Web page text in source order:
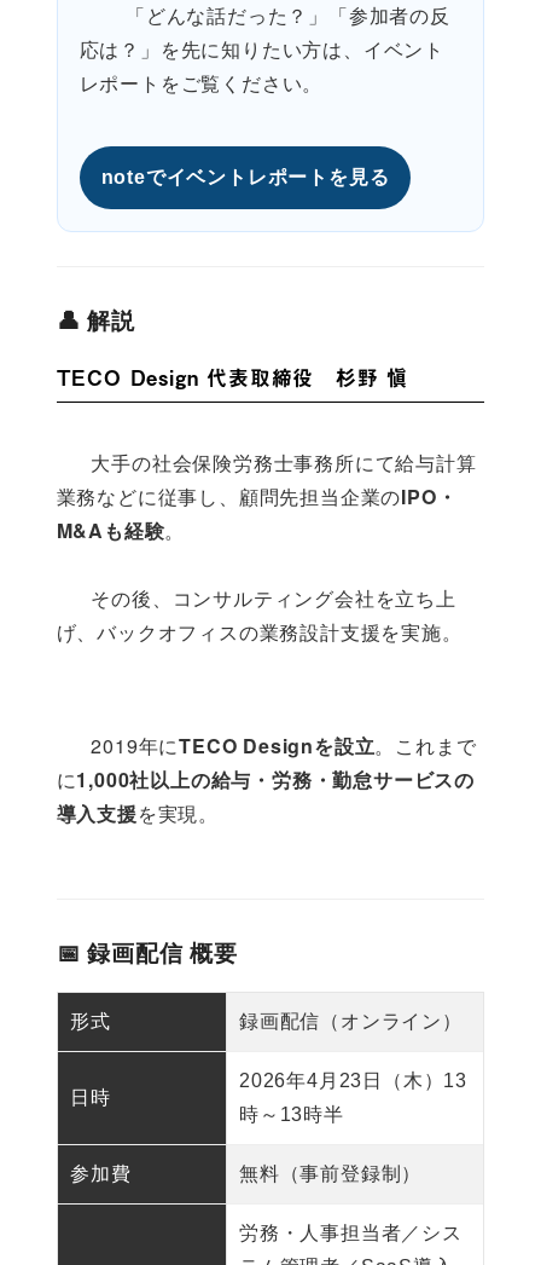
応は？」を先に知りたい方は、イベント
レポートをご覧ください。
noteでイベントレポートを見る
👤 解説
TECO Design 代表取締役 杉野 愼
業務などに従事し、顧問先担当企業のIPO・
M&Aも経験。
げ、バックオフィスの業務設計支援を実施。
      2019年に
TECO Designを設立。これまで
に1,000社以上の給与・労務・勤怠サービスの
導入支援を実現。
📅 録画配信 概要
形式 録画配信（オンライン）
日時
2026年4月23日（木）13
時～13時半
参加費 無料（事前登録制）
労務・人事担当者／シス